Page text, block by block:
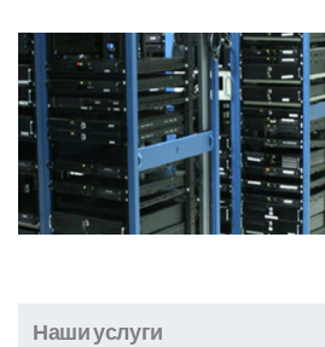
Наши услуги